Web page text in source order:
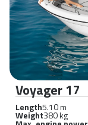
Voyager 17
Length5.10 m
Weight380 kg